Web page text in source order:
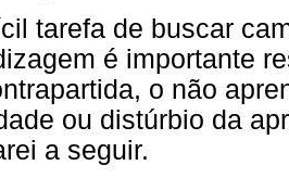
tarefa de buscar
é importante
o não
ou distúrbio da
a seguir.